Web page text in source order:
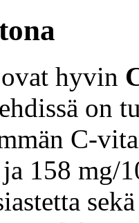
ovat hyvin
on
C-
158 mg/